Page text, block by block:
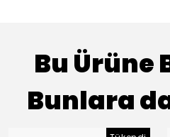
Bu Ürüne
Bunlara